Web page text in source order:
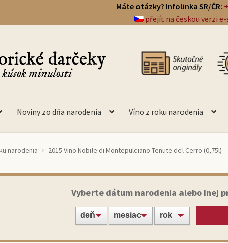
Máte otázky? Infolinka SR/ČR:
přejít na českou verzi e-
Noviny zo dňa narodenia Víno z roku narodenia
narodenia 2015 Vino Nobile di Montepulciano Tenute del Cerro (0,75l)
Vyberte dátum narodenia alebo inej